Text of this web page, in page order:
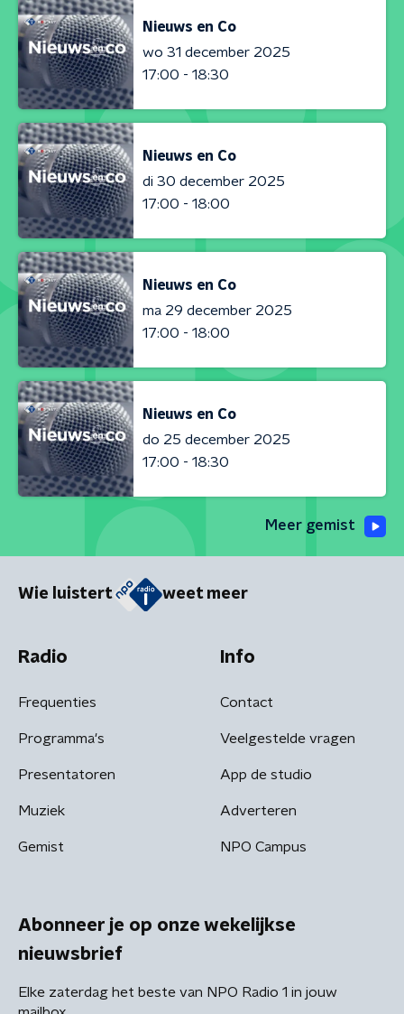
Nieuws en Co
wo 31 december 2025
17:00 - 18:30
Nieuws en Co
di 30 december 2025
17:00 - 18:00
Nieuws en Co
ma 29 december 2025
17:00 - 18:00
Nieuws en Co
do 25 december 2025
17:00 - 18:30
Meer gemist
Wie luistert weet meer
Radio
Frequenties
Programma's
Presentatoren
Muziek
Gemist
Info
Contact
Veelgestelde vragen
App de studio
Adverteren
NPO Campus
Abonneer je op onze wekelijkse
nieuwsbrief
Elke zaterdag het beste van NPO Radio 1 in jouw